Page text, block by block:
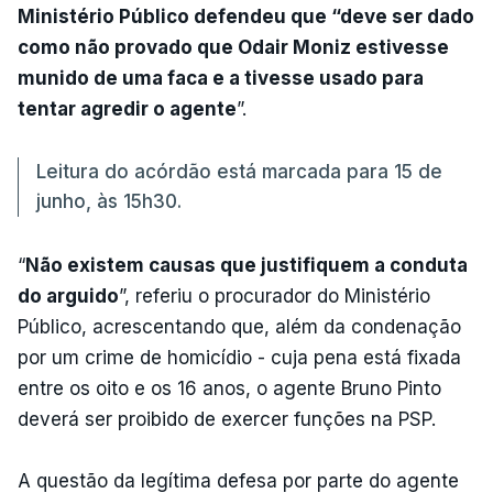
Ministério Público defendeu que “deve ser dado
como não provado que Odair Moniz estivesse
munido de uma faca e a tivesse usado para
tentar agredir o agente”.
Leitura do acórdão está marcada para 15 de
junho, às 15h30.
“Não existem causas que justifiquem a conduta
do arguido”, referiu o procurador do Ministério
Público, acrescentando que, além da condenação
por um crime de homicídio - cuja pena está fixada
entre os oito e os 16 anos, o agente Bruno Pinto
deverá ser proibido de exercer funções na PSP.
A questão da legítima defesa por parte do agente